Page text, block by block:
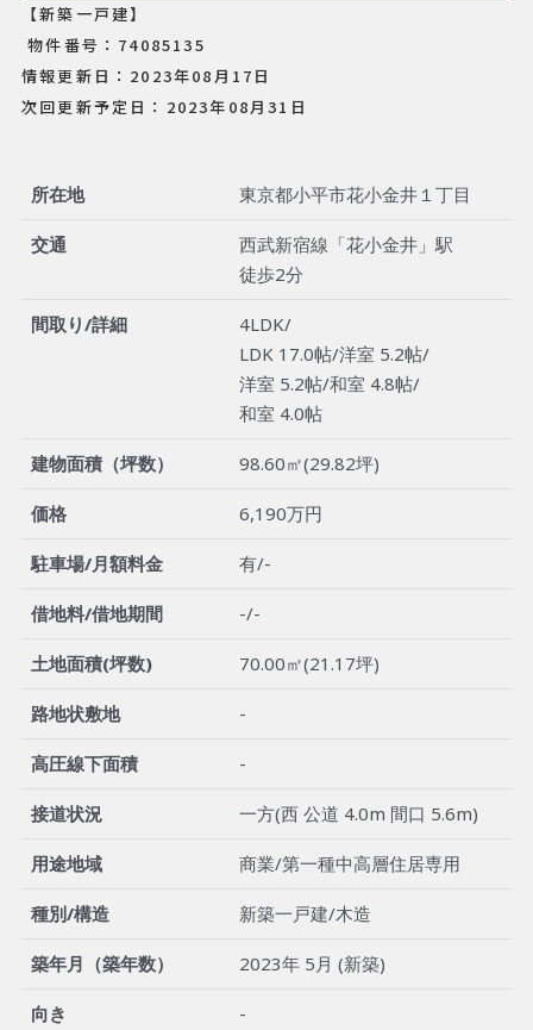
【新築一戸建】
物件番号：74085135
情報更新日：2023年08月17日
次回更新予定日：2023年08月31日
所在地 東京都小平市花小金井１丁目
交通
西武新宿線「花小金井」駅
徒歩2分
間取り/詳細
4LDK/
LDK 17.0帖/洋室 5.2帖/
洋室 5.2帖/和室 4.8帖/
和室 4.0帖
建物面積（坪数） 98.60㎡(29.82坪)
価格 6,190万円
駐車場/月額料金 有/-
借地料/借地期間 -/-
土地面積(坪数) 70.00㎡(21.17坪)
路地状敷地 -
高圧線下面積 -
接道状況 一方(西 公道 4.0m 間口 5.6m)
用途地域 商業/第一種中高層住居専用
種別/構造 新築一戸建/木造
築年月（築年数） 2023年 5月 (新築)
向き -